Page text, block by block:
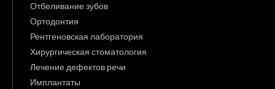
Отбеливание зубов
Ортодонтия
Рентгеновская лаборатория
Хирургическая стоматология
Лечение дефектов речи
Имплантаты